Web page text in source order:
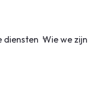
diensten Wie we zijn